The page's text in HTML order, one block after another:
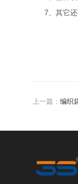
7、其它
上一篇：编织